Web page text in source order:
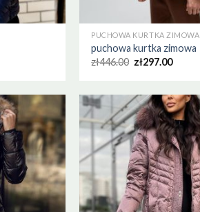
PUCHOWA KURTKA ZIMOWA
puchowa kurtka zimowa
zł446.00 zł297.00